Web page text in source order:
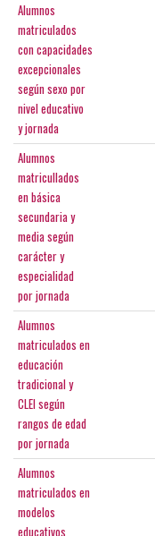
Alumnos
matriculados
con capacidades
excepcionales
según sexo por
nivel educativo
y jornada
Alumnos
matricullados
en básica
secundaria y
media según
carácter y
especialidad
por jornada
Alumnos
matriculados en
educación
tradicional y
CLEI según
rangos de edad
por jornada
Alumnos
matriculados en
modelos
educativos